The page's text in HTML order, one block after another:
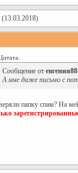
(13.03.2018)
Сообщение от евгения88
А мне даже письмо с
папку спам? На